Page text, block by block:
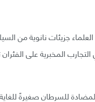
التجارب المخبرية على